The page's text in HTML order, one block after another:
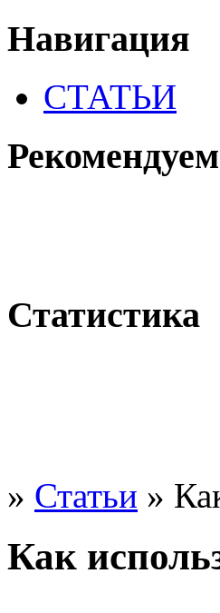
Навигация
СТАТЬИ
Рекомендуем
Статистика
» Статьи »
Как